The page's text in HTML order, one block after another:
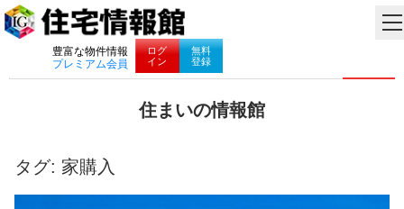
豊富な物件情報
プレミアム会員
ログ
イン
無料
登録
ナビゲーション
住まいの情報館
い
と
暮
タグ: 家購入